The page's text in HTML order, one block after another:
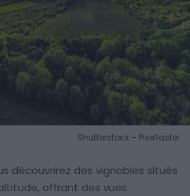
Shutterstock – Pixeltaster
découvrirez des vignobles situés
offrant des vues